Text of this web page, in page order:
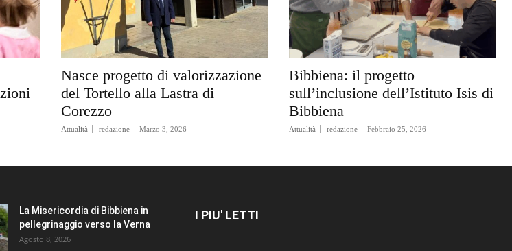
Nasce progetto di valorizzazione
del Tortello alla Lastra di
Corezzo
Attualità redazione - Marzo 3, 2026
Bibbiena: il progetto
sull’inclusione dell’Istituto Isis di
Bibbiena
Attualità redazione - Febbraio 25, 2026
La Misericordia di Bibbiena in
pellegrinaggio verso la Verna
Agosto 8, 2026
I PIU' LETTI